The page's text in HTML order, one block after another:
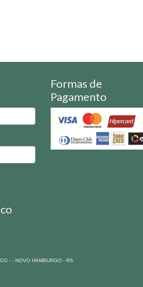
Formas de
Pagamento
- - NOVO HAMBURGO - RS